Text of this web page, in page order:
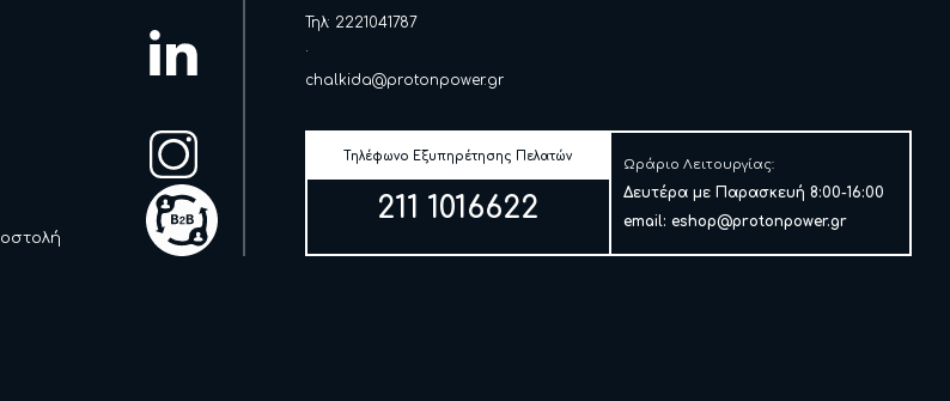
Τηλ: 2221041787
.
chalkida@protonpower.gr
Τηλέφωνο Εξυπηρέτησης Πελατών
211 1016622
Ωράριο Λειτουργίας:
Δευτέρα με Παρασκευή 8:00-16:00
email: eshop@protonpower.gr